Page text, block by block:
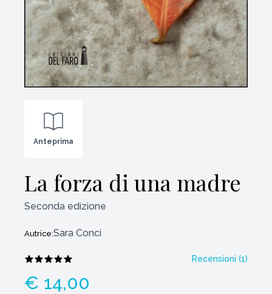
Anteprima
La forza di una madre
Seconda edizione
Autrice:Sara Conci
Recensioni (1)
€ 14,00